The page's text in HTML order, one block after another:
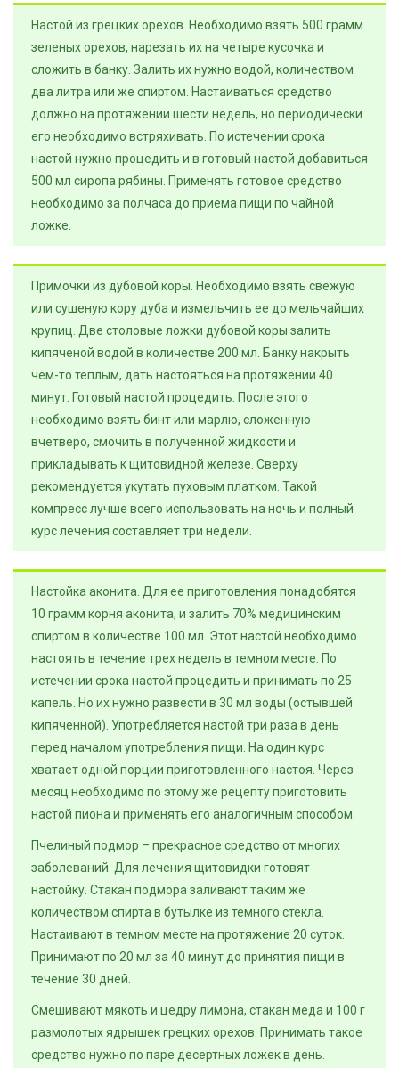
Настой из грецких орехов. Необходимо взять 500 грамм
зеленых орехов, нарезать их на четыре кусочка и
сложить в банку. Залить их нужно водой, количеством
два литра или же спиртом. Настаиваться средство
должно на протяжении шести недель, но периодически
его необходимо встряхивать. По истечении срока
настой нужно процедить и в готовый настой добавиться
500 мл сиропа рябины. Применять готовое средство
необходимо за полчаса до приема пищи по чайной
ложке.
Примочки из дубовой коры. Необходимо взять свежую
или сушеную кору дуба и измельчить ее до мельчайших
крупиц. Две столовые ложки дубовой коры залить
кипяченой водой в количестве 200 мл. Банку накрыть
чем-то теплым, дать настояться на протяжении 40
минут. Готовый настой процедить. После этого
необходимо взять бинт или марлю, сложенную
вчетверо, смочить в полученной жидкости и
прикладывать к щитовидной железе. Сверху
рекомендуется укутать пуховым платком. Такой
компресс лучше всего использовать на ночь и полный
курс лечения составляет три недели.
Настойка аконита. Для ее приготовления понадобятся
10 грамм корня аконита, и залить 70% медицинским
спиртом в количестве 100 мл. Этот настой необходимо
настоять в течение трех недель в темном месте. По
истечении срока настой процедить и принимать по 25
капель. Но их нужно развести в 30 мл воды (остывшей
кипяченной). Употребляется настой три раза в день
перед началом употребления пищи. На один курс
хватает одной порции приготовленного настоя. Через
месяц необходимо по этому же рецепту приготовить
настой пиона и применять его аналогичным способом.
Пчелиный подмор – прекрасное средство от многих
заболеваний. Для лечения щитовидки готовят
настойку. Стакан подмора заливают таким же
количеством спирта в бутылке из темного стекла.
Настаивают в темном месте на протяжение 20 суток.
Принимают по 20 мл за 40 минут до принятия пищи в
течение 30 дней.
Смешивают мякоть и цедру лимона, стакан меда и 100 г
размолотых ядрышек грецких орехов. Принимать такое
средство нужно по паре десертных ложек в день.